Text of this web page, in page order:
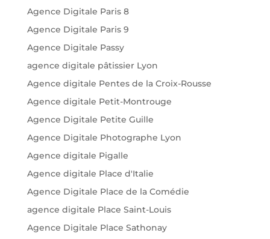
Agence Digitale Paris 8
Agence Digitale Paris 9
Agence Digitale Passy
agence digitale pâtissier Lyon
Agence digitale Pentes de la Croix-Rousse
Agence digitale Petit-Montrouge
Agence Digitale Petite Guille
Agence Digitale Photographe Lyon
Agence digitale Pigalle
Agence digitale Place d'Italie
Agence Digitale Place de la Comédie
agence digitale Place Saint-Louis
Agence Digitale Place Sathonay